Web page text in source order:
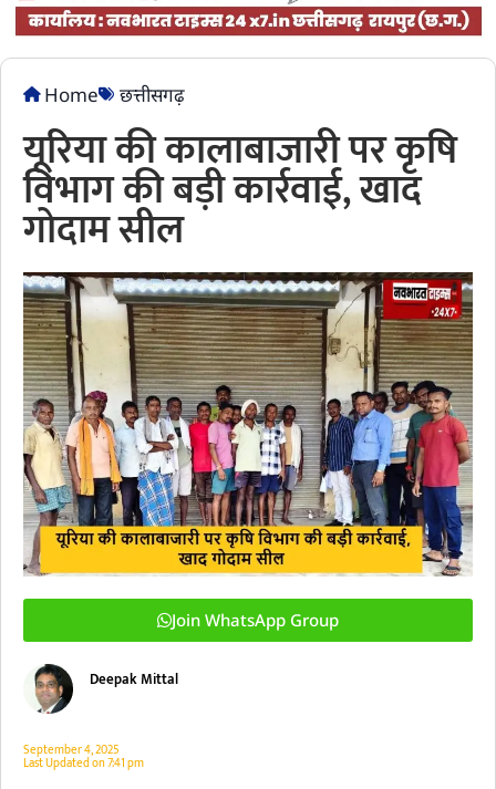
Home छत्तीसगढ़
यूरिया की कालाबाजारी पर कृषि
विभाग की बड़ी कार्रवाई, खाद
गोदाम सील
Join WhatsApp Group
Deepak Mittal
September 4, 2025
Last Updated on7:41 pm